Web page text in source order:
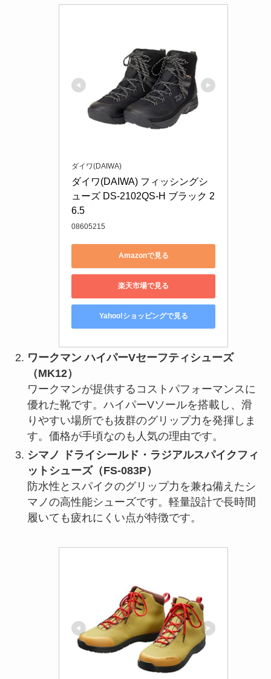
ダイワ(DAIWA)
ダイワ(DAIWA) フィッシングシ
ューズ DS-2102QS-H ブラック 2
6.5
08605215
Amazonで見る
楽天市場で見る
Yahoo!ショッピングで見る
ワークマン ハイパーVセーフティシューズ
（MK12）
ワークマンが提供するコストパフォーマンスに
優れた靴です。ハイパーVソールを搭載し、滑
りやすい場所でも抜群のグリップ力を発揮しま
す。価格が手頃なのも人気の理由です。
シマノ ドライシールド・ラジアルスパイクフィ
ットシューズ（FS-083P）
防水性とスパイクのグリップ力を兼ね備えたシ
マノの高性能シューズです。軽量設計で長時間
履いても疲れにくい点が特徴です。